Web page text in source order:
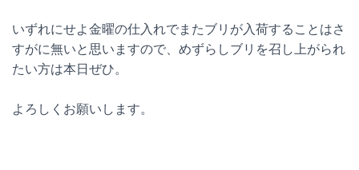
いずれにせよ金曜の仕入れでまたブリが入荷することはさ
すがに無いと思いますので、めずらしブリを召し上がられ
たい方は本日ぜひ。
よろしくお願いします。